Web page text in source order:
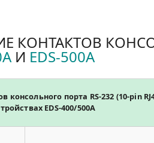
КОНТАКТОВ
И EDS-500A
консольного порта RS-232 (10-pin
EDS-400/500A